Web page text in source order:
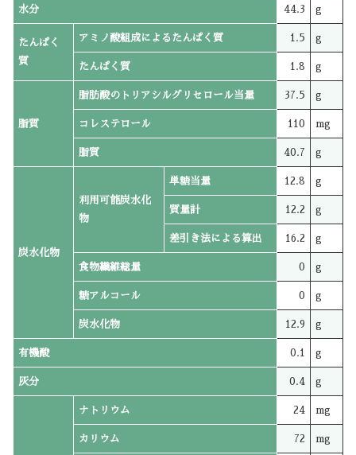
水分 44.3 g
たんぱく
質
アミノ酸組成によるたんぱく質 1.5 g
たんぱく質 1.8 g
脂質
脂肪酸のトリアシルグリセロール当量 37.5 g
コレステロール 110 mg
脂質 40.7 g
炭水化物
利用可能炭水化
物
単糖当量 12.8 g
質量計 12.2 g
差引き法による算出 16.2 g
食物繊維総量 0 g
糖アルコール 0 g
炭水化物 12.9 g
有機酸 0.1 g
灰分 0.4 g
ナトリウム 24 mg
カリウム 72 mg